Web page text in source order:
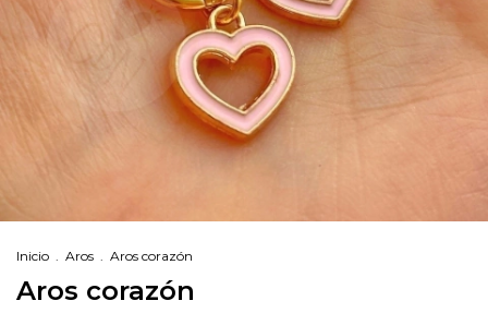
Inicio . Aros . Aros corazón
Aros corazón